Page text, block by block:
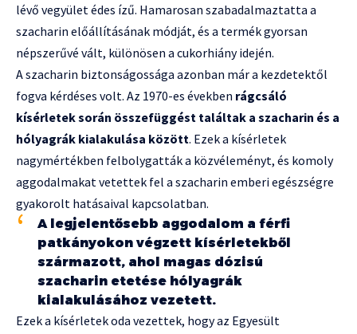
lévő vegyület édes ízű. Hamarosan szabadalmaztatta a
szacharin előállításának módját, és a termék gyorsan
népszerűvé vált, különösen a cukorhiány idején.
A szacharin biztonságossága azonban már a kezdetektől
fogva kérdéses volt. Az 1970-es években rágcsáló
kísérletek során összefüggést találtak a szacharin és a
hólyagrák kialakulása között. Ezek a kísérletek
nagymértékben felbolygatták a közvéleményt, és komoly
aggodalmakat vetettek fel a szacharin emberi egészségre
gyakorolt hatásaival kapcsolatban.
A legjelentősebb aggodalom a férfi
patkányokon végzett kísérletekből
származott, ahol magas dózisú
szacharin etetése hólyagrák
kialakulásához vezetett.
Ezek a kísérletek oda vezettek, hogy az Egyesült